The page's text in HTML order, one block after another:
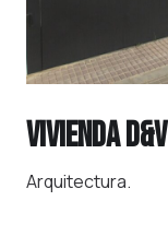
VIVIENDA D&V
Arquitectura.